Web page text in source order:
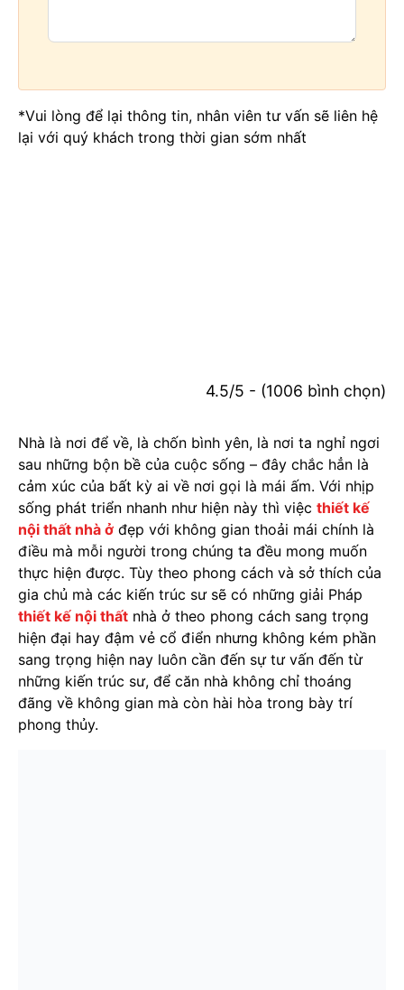
*Vui lòng để lại thông tin, nhân viên tư vấn sẽ liên hệ
lại với quý khách trong thời gian sớm nhất
4.5/5 - (1006 bình chọn)
Nhà là nơi để về, là chốn bình yên, là nơi ta nghỉ ngơi
sau những bộn bề của cuộc sống – đây chắc hẳn là
cảm xúc của bất kỳ ai về nơi gọi là mái ấm. Với nhịp
sống phát triển nhanh như hiện này thì việc thiết kế
nội thất nhà ở đẹp với không gian thoải mái chính là
điều mà mỗi người trong chúng ta đều mong muốn
thực hiện được. Tùy theo phong cách và sở thích của
gia chủ mà các kiến trúc sư sẽ có những giải Pháp
thiết kế nội thất nhà ở theo phong cách sang trọng
hiện đại hay đậm vẻ cổ điển nhưng không kém phần
sang trọng hiện nay luôn cần đến sự tư vấn đến từ
những kiến trúc sư, để căn nhà không chỉ thoáng
đãng về không gian mà còn hài hòa trong bày trí
phong thủy.